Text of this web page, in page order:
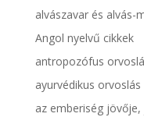
alvászavar és alvás-
Angol nyelvű cikkek
antropozófus
ayurvédikus orvoslás
az emberiség